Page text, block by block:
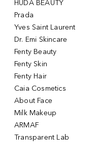
HUDA BEAUTY
Prada
Yves Saint Laurent
Dr. Emi Skincare
Fenty Beauty
Fenty Skin
Fenty Hair
Caia Cosmetics
About Face
Milk Makeup
ARMAF
Transparent Lab